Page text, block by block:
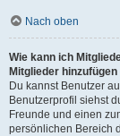
Nach oben
Wie kann ich
Mitglieder
Du kannst Benutzer
Benutzerprofil siehst
Freunde und einen
persönlichen Bereich